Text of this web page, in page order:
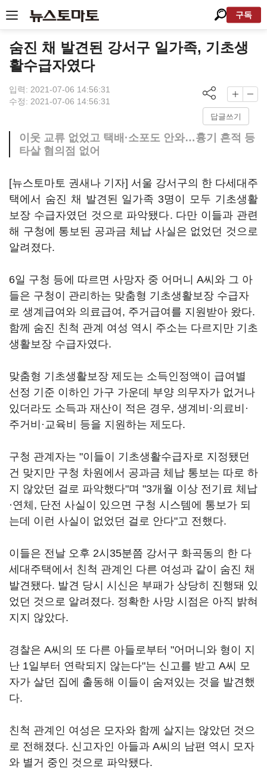
구독
숨진 채 발견된 강서구 일가족, 기초생
활수급자였다
입력: 2021-07-06 14:56:31
수정: 2021-07-06 14:56:31
답글쓰기
이웃 교류 없었고 택배·소포도 안와…흉기 흔적 등
타살 혐의점 없어
[뉴스토마토 권새나 기자] 서울 강서구의 한 다세대주
택에서 숨진 채 발견된 일가족 3명이 모두 기초생활
보장 수급자였던 것으로 파악됐다. 다만 이들과 관련
해 구청에 통보된 공과금 체납 사실은 없었던 것으로
알려졌다.
6일 구청 등에 따르면 사망자 중 어머니 A씨와 그 아
들은 구청이 관리하는 맞춤형 기초생활보장 수급자
로 생계급여와 의료급여, 주거급여를 지원받아 왔다.
함께 숨진 친척 관계 여성 역시 주소는 다르지만 기초
생활보장 수급자였다.
맞춤형 기초생활보장 제도는 소득인정액이 급여별
선정 기준 이하인 가구 가운데 부양 의무자가 없거나
있더라도 소득과 재산이 적은 경우, 생계비·의료비·
주거비·교육비 등을 지원하는 제도다.
구청 관계자는 "이들이 기초생활수급자로 지정됐던
건 맞지만 구청 차원에서 공과금 체납 통보는 따로 하
지 않았던 걸로 파악했다"며 "3개월 이상 전기료 체납
·연체, 단전 사실이 있으면 구청 시스템에 통보가 되
는데 이런 사실이 없었던 걸로 안다"고 전했다.
이들은 전날 오후 2시35분쯤 강서구 화곡동의 한 다
세대주택에서 친척 관계인 다른 여성과 같이 숨진 채
발견됐다. 발견 당시 시신은 부패가 상당히 진행돼 있
었던 것으로 알려졌다. 정확한 사망 시점은 아직 밝혀
지지 않았다.
경찰은 A씨의 또 다른 아들로부터 "어머니와 형이 지
난 1일부터 연락되지 않는다"는 신고를 받고 A씨 모
자가 살던 집에 출동해 이들이 숨져있는 것을 발견했
다.
친척 관계인 여성은 모자와 함께 살지는 않았던 것으
로 전해졌다. 신고자인 아들과 A씨의 남편 역시 모자
와 별거 중인 것으로 파악됐다.